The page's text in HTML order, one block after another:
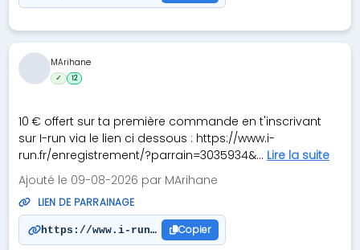
10 € offert sur ta première commande en t'inscrivant
sur I-run via le lien ci dessous : https://www.i-
run.fr/enregistrement/?parrain=3035934&... Lire la suite
Ajouté le 09-08-2026 par MArihane
LIEN DE PARRAINAGE
https://www.i-run.fr/enregistrement/
Copier
MArihane
✓ 12